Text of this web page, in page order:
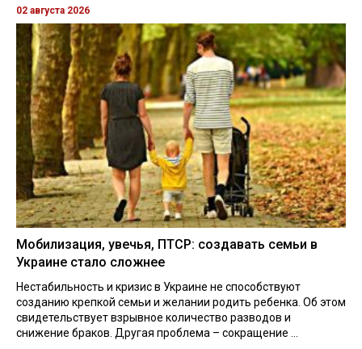
02 августа 2026
Мобилизация, увечья, ПТСР: создавать семьи в
Украине стало сложнее
Нестабильность и кризис в Украине не способствуют
созданию крепкой семьи и желании родить ребенка. Об этом
свидетельствует взрывное количество разводов и
снижение браков. Другая проблема – сокращение ...